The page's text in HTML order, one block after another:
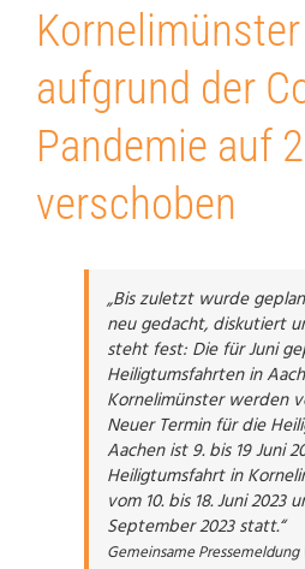
aufgrund der
Pandemie auf
verschoben
„Bis zuletzt wurde
neu gedacht, diskutiert
steht fest: Die für Juni
Heiligtumsfahrten in
Kornelimünster werden
Neuer Termin für die
Aachen ist 9. bis 19 Juni
Heiligtumsfahrt in
vom 10. bis 18. Juni 2023
September 2023 statt.“
Gemeinsame